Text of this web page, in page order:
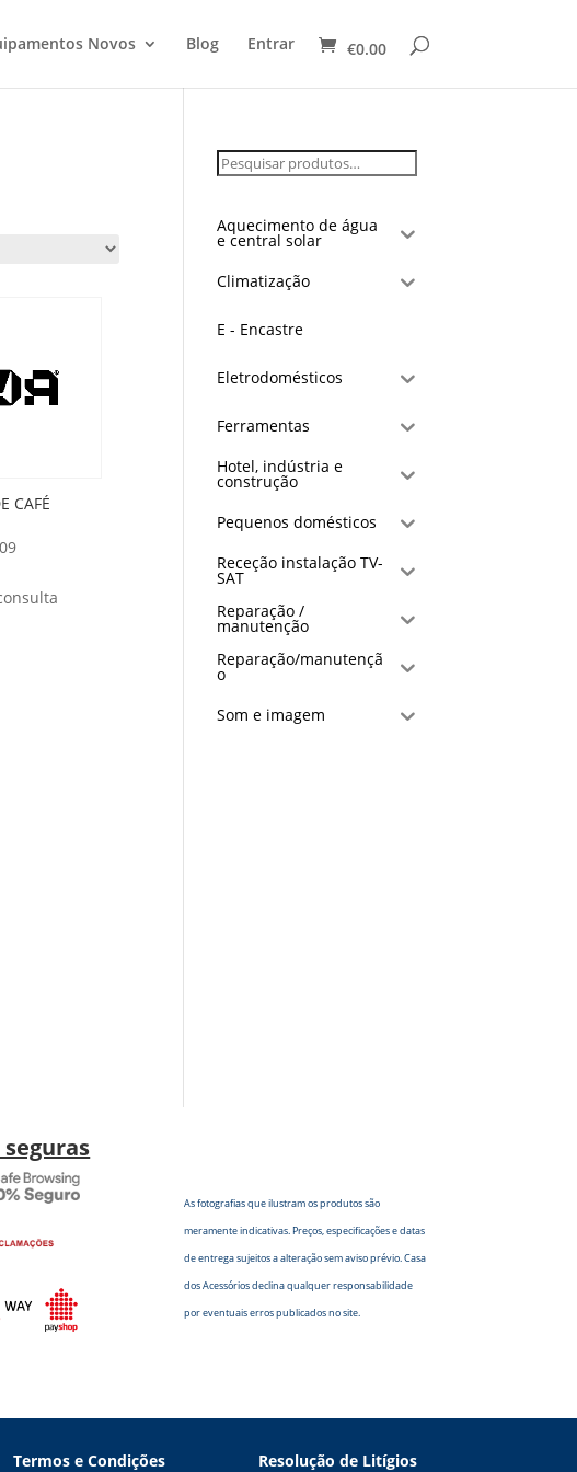
Novos Blog Entrar €0.00
CAFÉ
Aquecimento de água
e central solar
Climatização
E - Encastre
Eletrodomésticos
Ferramentas
Hotel, indústria e
construção
Pequenos domésticos
Receção instalação TV-
SAT
Reparação /
manutenção
Reparação/manutençã
o
Som e imagem
As fotografias que ilustram os produtos são
meramente indicativas. Preços, especificações e datas
de entrega sujeitos a alteração sem aviso prévio. Casa
dos Acessórios declina qualquer responsabilidade
por eventuais erros publicados no site.
Termos e Condições Resolução de Litígios